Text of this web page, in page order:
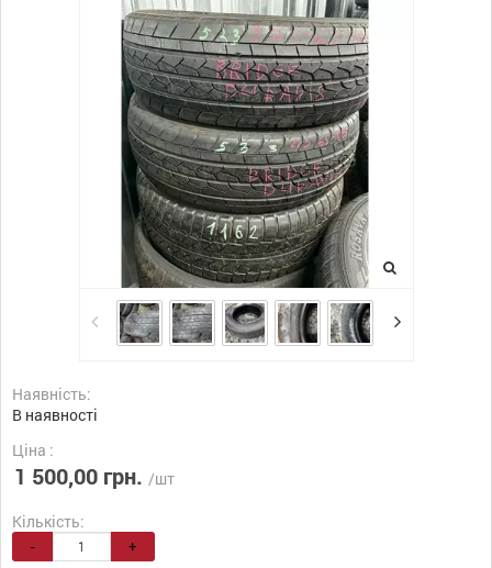
Наявність:
В наявності
Ціна :
1 500,00 грн. /шт
Кількість:
- +